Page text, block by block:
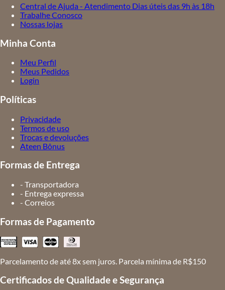
Central de Ajuda - Atendimento Dias úteis das 9h às 18h
Trabalhe Conosco
Nossas lojas
Minha Conta
Meu Perfil
Meus Pedidos
Login
Políticas
Privacidade
Termos de uso
Trocas e devoluções
Ateen Bônus
Formas de Entrega
- Transportadora
- Entrega expressa
- Correios
Formas de Pagamento
Parcelamento de até 8x sem juros. Parcela mínima de R$150
Certificados de Qualidade e Segurança